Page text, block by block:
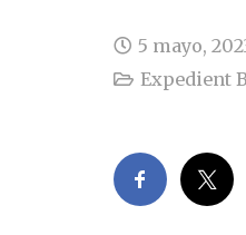
5 mayo,
Expedient